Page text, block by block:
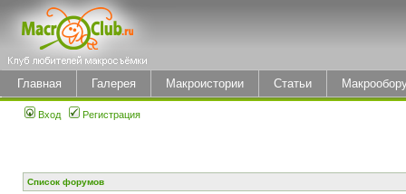
Главная Галерея Макроистории Статьи
Вход Регистрация
Список форумов